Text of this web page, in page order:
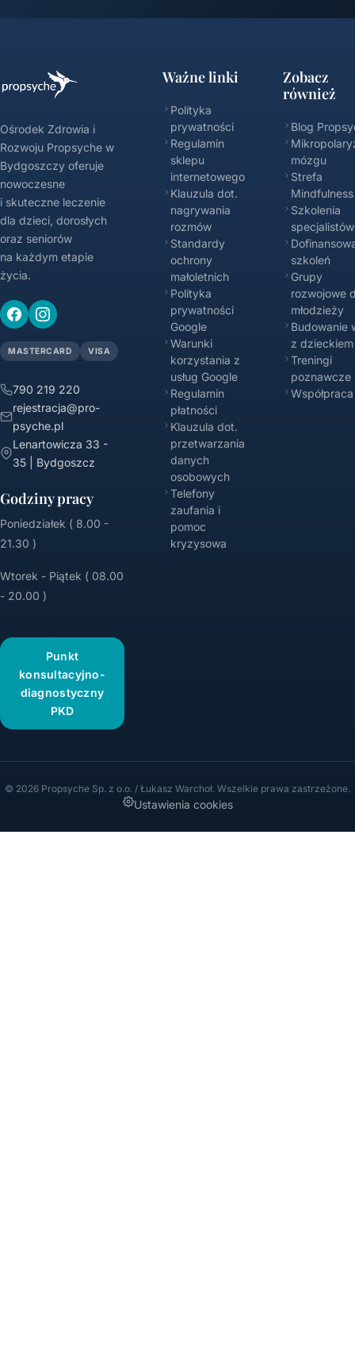
Ośrodek Zdrowia i
Rozwoju Propsyche w
Bydgoszczy oferuje
nowoczesne
i skuteczne leczenie
dla dzieci, dorosłych
oraz seniorów
na każdym etapie
życia.
MASTERCARD VISA
790 219 220
rejestracja@pro-
psyche.pl
Lenartowicza 33 -
35 | Bydgoszcz
Godziny pracy
Poniedziałek ( 8.00 -
21.30 )
Wtorek - Piątek ( 08.00
- 20.00 )
Punkt
konsultacyjno-
diagnostyczny
PKD
Ważne linki
Polityka
prywatności
Regulamin
sklepu
internetowego
Klauzula dot.
nagrywania
rozmów
Standardy
ochrony
małoletnich
Polityka
prywatności
Google
Warunki
korzystania z
usług Google
Regulamin
płatności
Klauzula dot.
przetwarzania
danych
osobowych
Telefony
zaufania i
pomoc
kryzysowa
Zobacz
również
Blog
mózgu
Strefa
Mindfulness
Szkolenia
specjalistów
szkoleń
Grupy
rozwojowe
młodzieży
Budowanie
z dzieckiem
Treningi
poznawcze
Współpraca
© 2026 Propsyche Sp. z o.o. / Łukasz Warchoł. Wszelkie prawa zastrzeżone.
Ustawienia cookies